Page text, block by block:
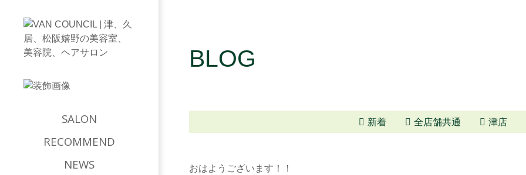
BLOG
新着 全店舗共通 津店
おはようございます！！
SALON
RECOMMEND
NEWS